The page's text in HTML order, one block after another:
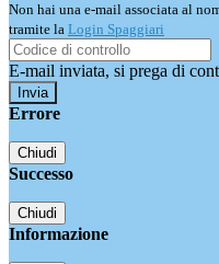
Non hai una e-mail associata al
tramite la Login Spaggiari
E-mail inviata, si prega di
Errore
Chiudi
Successo
Chiudi
Informazione